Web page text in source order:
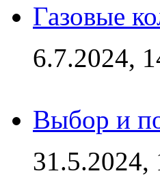
Газовые
6.7.2024,
Выбор и
31.5.2024,